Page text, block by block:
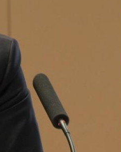
Штурмовик огня. Казак
Коробов после
спецоперации сделал
реальностью свою
мечту